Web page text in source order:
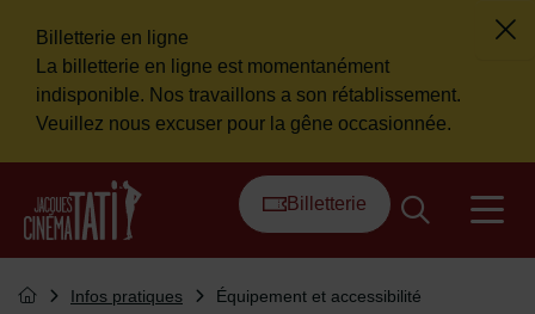
Flash info
Billetterie en ligne
La billetterie en ligne est momentanément
indisponible. Nos travaillons a son rétablissement.
Veuillez nous excuser pour la gêne occasionnée.
Retour à l'accueil
Billetterie
Vous êtes ici :
Retourner à l'accueil
Infos pratiques Équipement et accessibilité